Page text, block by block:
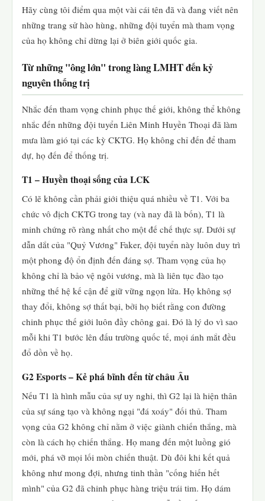
Hãy cùng tôi điểm qua một vài cái tên đã và đang viết nên
những trang sử hào hùng, những đội tuyển mà tham vọng
của họ không chỉ dừng lại ở biên giới quốc gia.
Từ những "ông lớn" trong làng LMHT đến kỷ
nguyên thống trị
Nhắc đến tham vọng chinh phục thế giới, không thể không
nhắc đến những đội tuyển Liên Minh Huyền Thoại đã làm
mưa làm gió tại các kỳ CKTG. Họ không chỉ đến để tham
dự, họ đến để thống trị.
T1 – Huyền thoại sống của LCK
Có lẽ không cần phải giới thiệu quá nhiều về T1. Với ba
chức vô địch CKTG trong tay (và nay đã là bốn), T1 là
minh chứng rõ ràng nhất cho một đế chế thực sự. Dưới sự
dẫn dắt của "Quỷ Vương" Faker, đội tuyển này luôn duy trì
một phong độ ổn định đến đáng sợ. Tham vọng của họ
không chỉ là bảo vệ ngôi vương, mà là liên tục đào tạo
những thế hệ kế cận để giữ vững ngọn lửa. Họ không sợ
thay đổi, không sợ thất bại, bởi họ biết rằng con đường
chinh phục thế giới luôn đầy chông gai. Đó là lý do vì sao
mỗi khi T1 bước lên đấu trường quốc tế, mọi ánh mắt đều
đổ dồn về họ.
G2 Esports – Kẻ phá bĩnh đến từ châu Âu
Nếu T1 là hình mẫu của sự uy nghi, thì G2 lại là hiện thân
của sự sáng tạo và không ngại "đá xoáy" đối thủ. Tham
vọng của G2 không chỉ nằm ở việc giành chiến thắng, mà
còn là cách họ chiến thắng. Họ mang đến một luồng gió
mới, phá vỡ mọi lối mòn chiến thuật. Dù đôi khi kết quả
không như mong đợi, nhưng tinh thần "cống hiến hết
mình" của G2 đã chinh phục hàng triệu trái tim. Họ dám